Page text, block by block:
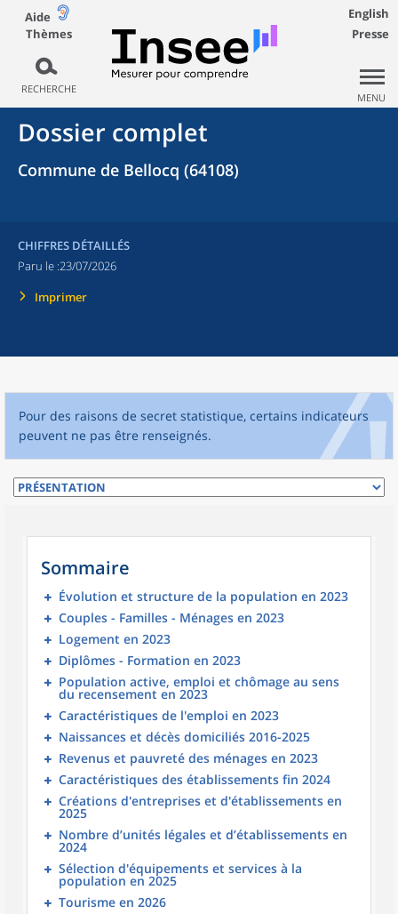
Aide
Thèmes
RECHERCHE
English
Presse
MENU
Dossier complet
Commune de Bellocq (64108)
CHIFFRES DÉTAILLÉS
Paru le :23/07/2026
Imprimer
Pour des raisons de secret statistique, certains indicateurs
peuvent ne pas être renseignés.
Sommaire
Évolution et structure de la population en 2023
Couples - Familles - Ménages en 2023
Logement en 2023
Diplômes - Formation en 2023
Population active, emploi et chômage au sens
du recensement en 2023
Caractéristiques de l'emploi en 2023
Naissances et décès domiciliés 2016-2025
Revenus et pauvreté des ménages en 2023
Caractéristiques des établissements fin 2024
Créations d'entreprises et d'établissements en
2025
Nombre d’unités légales et d’établissements en
2024
Sélection d'équipements et services à la
population en 2025
Tourisme en 2026